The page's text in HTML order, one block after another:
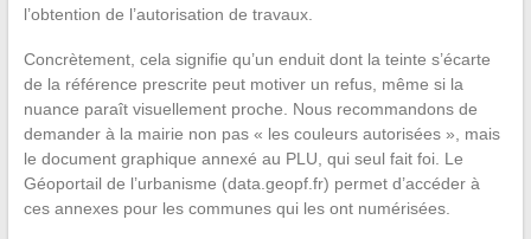
l’obtention de l’autorisation de travaux.
Concrètement, cela signifie qu’un enduit dont la teinte s’écarte
de la référence prescrite peut motiver un refus, même si la
nuance paraît visuellement proche. Nous recommandons de
demander à la mairie non pas « les couleurs autorisées », mais
le document graphique annexé au PLU, qui seul fait foi. Le
Géoportail de l’urbanisme (data.geopf.fr) permet d’accéder à
ces annexes pour les communes qui les ont numérisées.